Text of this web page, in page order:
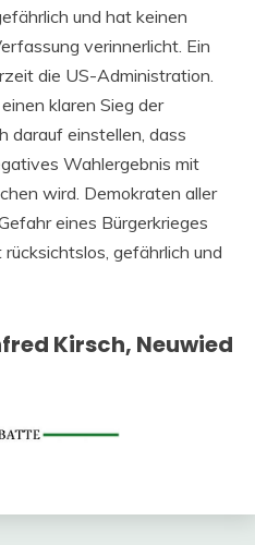
und hat keinen
verinnerlicht. Ein
die US-Administration.
klaren Sieg der
darauf einstellen, dass
Wahlergebnis mit
wird. Demokraten aller
eines Bürgerkrieges
gefährlich und
Kirsch, Neuwied